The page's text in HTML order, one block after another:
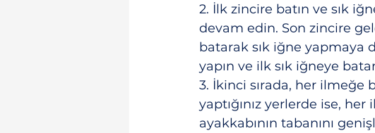
2. İlk zincire batın ve sık
devam edin. Son zincire
batarak sık iğne yapmaya
yapın ve ilk sık iğneye
3. İkinci sırada, her ilmeğe
yaptığınız yerlerde ise,
ayakkabının tabanını